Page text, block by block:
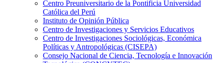
Centro Preuniversitario de la Pontificia Universidad
Católica del Perú
Instituto de Opinión Pública
Centro de Investigaciones y Servicios Educativos
Centro de Investigaciones Sociológicas, Económica
Políticas y Antropológicas (CISEPA)
Consejo Nacional de Ciencia, Tecnología e Innovación